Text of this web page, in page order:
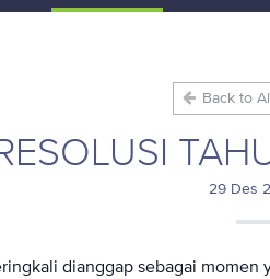
Back to
29 Des
dianggap sebagai